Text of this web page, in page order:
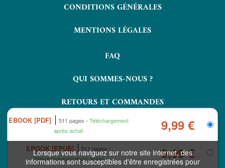
Lorsque vous naviguez sur notre site internet, des
informations sont susceptibles d'être enregistrées pour
EBOOK [PDF] 511 pages
Téléchargement
après achat
9,99 €
EBOOK [EPUB]
511 pages
Téléchargement après achat
9,99 €
CONDITIONS GÉNÉRALES
MENTIONS LÉGALES
FAQ
QUI SOMMES-NOUS ?
RETOURS ET COMMANDES